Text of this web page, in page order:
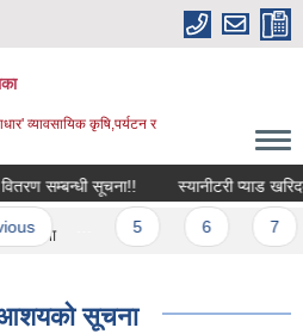
व्यावसायिक कृषि,पर्यटन र
सम्बन्धी सूचना!! स्यानीटरी प्याड
…
सूचना
आशयको सूचना